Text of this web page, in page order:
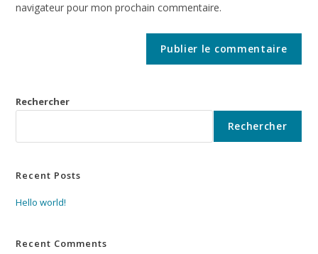
navigateur pour mon prochain commentaire.
Rechercher
Rechercher
Recent Posts
Hello world!
Recent Comments